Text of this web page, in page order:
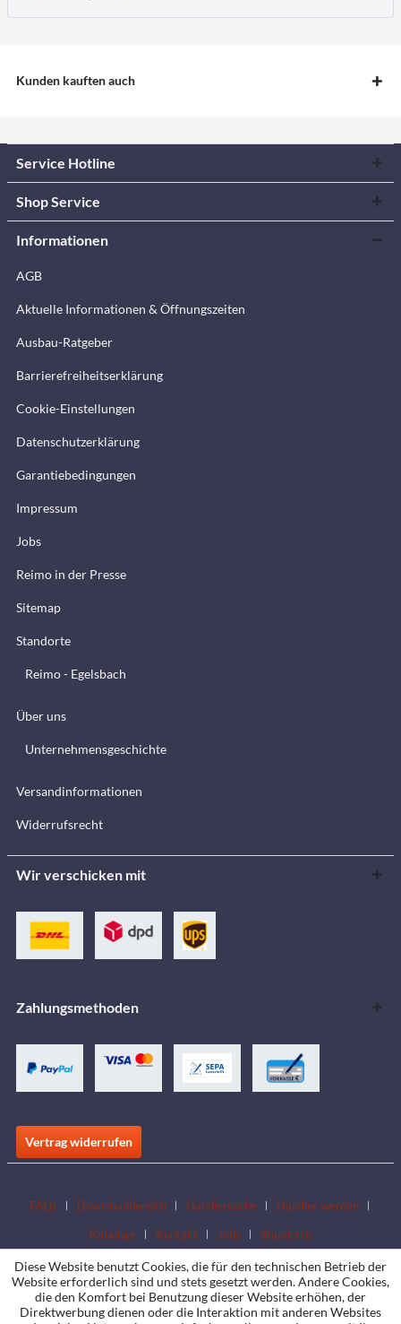
Kunden kauften auch
Service Hotline
Shop Service
Informationen
AGB
Aktuelle Informationen & Öffnungszeiten
Ausbau-Ratgeber
Barrierefreiheitserklärung
Cookie-Einstellungen
Datenschutzerklärung
Garantiebedingungen
Impressum
Jobs
Reimo in der Presse
Sitemap
Standorte
Reimo - Egelsbach
Über uns
Unternehmensgeschichte
Versandinformationen
Widerrufsrecht
Wir verschicken mit
Zahlungsmethoden
Vertrag widerrufen
FAQs Downloadbereich Händlersuche
Händler werden
Kataloge
Kontakt Jobs Standorte
Diese Website benutzt Cookies, die für den technischen Betrieb der
Website erforderlich sind und stets gesetzt werden. Andere Cookies,
die den Komfort bei Benutzung dieser Website erhöhen, der
Direktwerbung dienen oder die Interaktion mit anderen Websites